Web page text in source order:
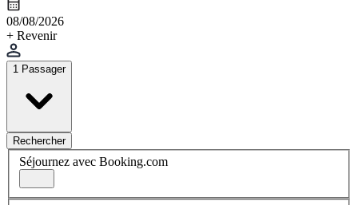
08/08/2026
+ Revenir
1 Passager
Rechercher
Séjournez avec Booking.com